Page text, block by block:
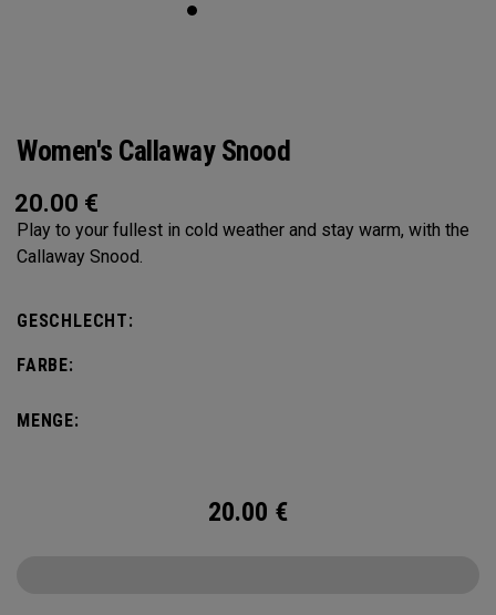
Women's Callaway Snood
20.00 €
Play to your fullest in cold weather and stay warm, with the
Callaway Snood.
GESCHLECHT:
FARBE:
MENGE:
20.00 €